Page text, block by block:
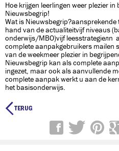
Hoe krijgen leerlingen weer plezier in
Nieuwsbegrip!
Wat is
hand van de actualiteitvijf niveaus
onderwijs/MBO)vijf leesstrategieën
complete aanpakgebruikers mailen
van de weekmeer plezier in
Nieuwsbegrip kan als complete
ingezet, maar ook als aanvullende
complete aanpak werkt u aan de
het basisonderwijs.
